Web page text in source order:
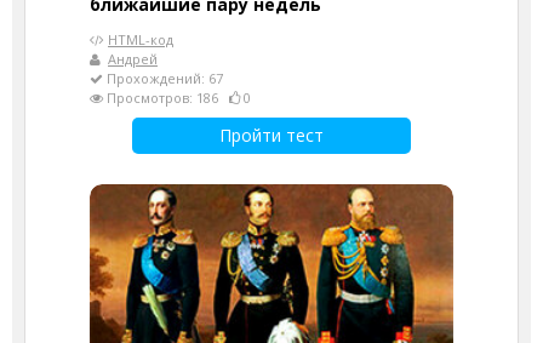
HTML-код
Андрей
Прохождений: 67
Просмотров: 186
0
Пройти тест